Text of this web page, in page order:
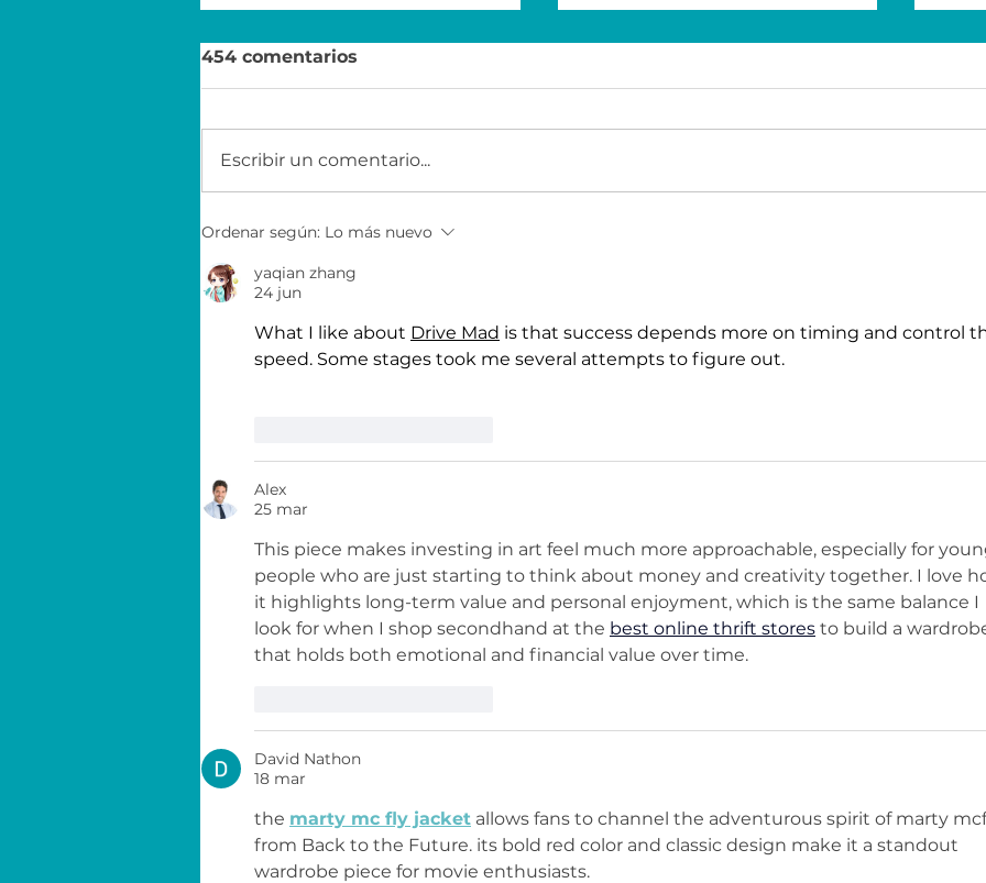
Sigue conectado: pronto
oportunidades
de
454 comentarios
Escribir un comentario...
Ordenar según: Lo más nuevo
yaqian zhang
24 jun
What I like about Drive Mad is that success depends more on timing and control
speed. Some stages took me several attempts to figure out.
Alex
25 mar
This piece makes investing in art feel much more approachable, especially for
people who are just starting to think about money and creativity together. I love
it highlights long-term value and personal enjoyment, which is the same balance I
look for when I shop secondhand at the best online thrift stores to build a
that holds both emotional and financial value over time.
David Nathon
18 mar
the marty mc fly jacket allows fans to channel the adventurous spirit of marty
from Back to the Future. its bold red color and classic design make it a standout
wardrobe piece for movie enthusiasts.